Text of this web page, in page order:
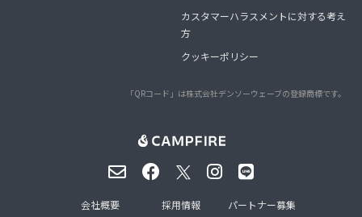
カスタマーハラスメントに対する考え
方
クッキーポリシー
「QRコード」は株式会社デンソーウェーブの登録商標です。
会社概要 採用情報 パートナー募集